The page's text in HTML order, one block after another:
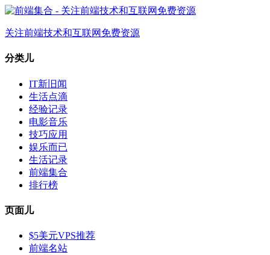
关注前端技术和互联网免费资源
分类儿
IT新旧闻
生活点滴
经验记录
电影音乐
技巧应用
娱乐而已
生活记录
前端集合
排行榜
页面儿
$5美元VPS推荐
前端名站